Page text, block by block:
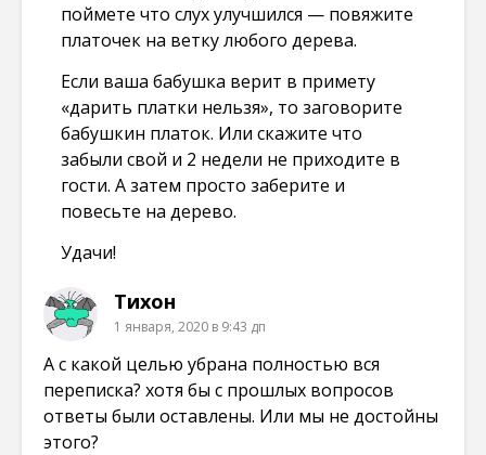
поймете что слух улучшился — повяжите
платочек на ветку любого дерева.
Если ваша бабушка верит в примету
«дарить платки нельзя», то заговорите
бабушкин платок. Или скажите что
забыли свой и 2 недели не приходите в
гости. А затем просто заберите и
повесьте на дерево.
Удачи!
Тихон
1 января, 2020 в 9:43 дп
А с какой целью убрана полностью вся
переписка? хотя бы с прошлых вопросов
ответы были оставлены. Или мы не достойны
этого?